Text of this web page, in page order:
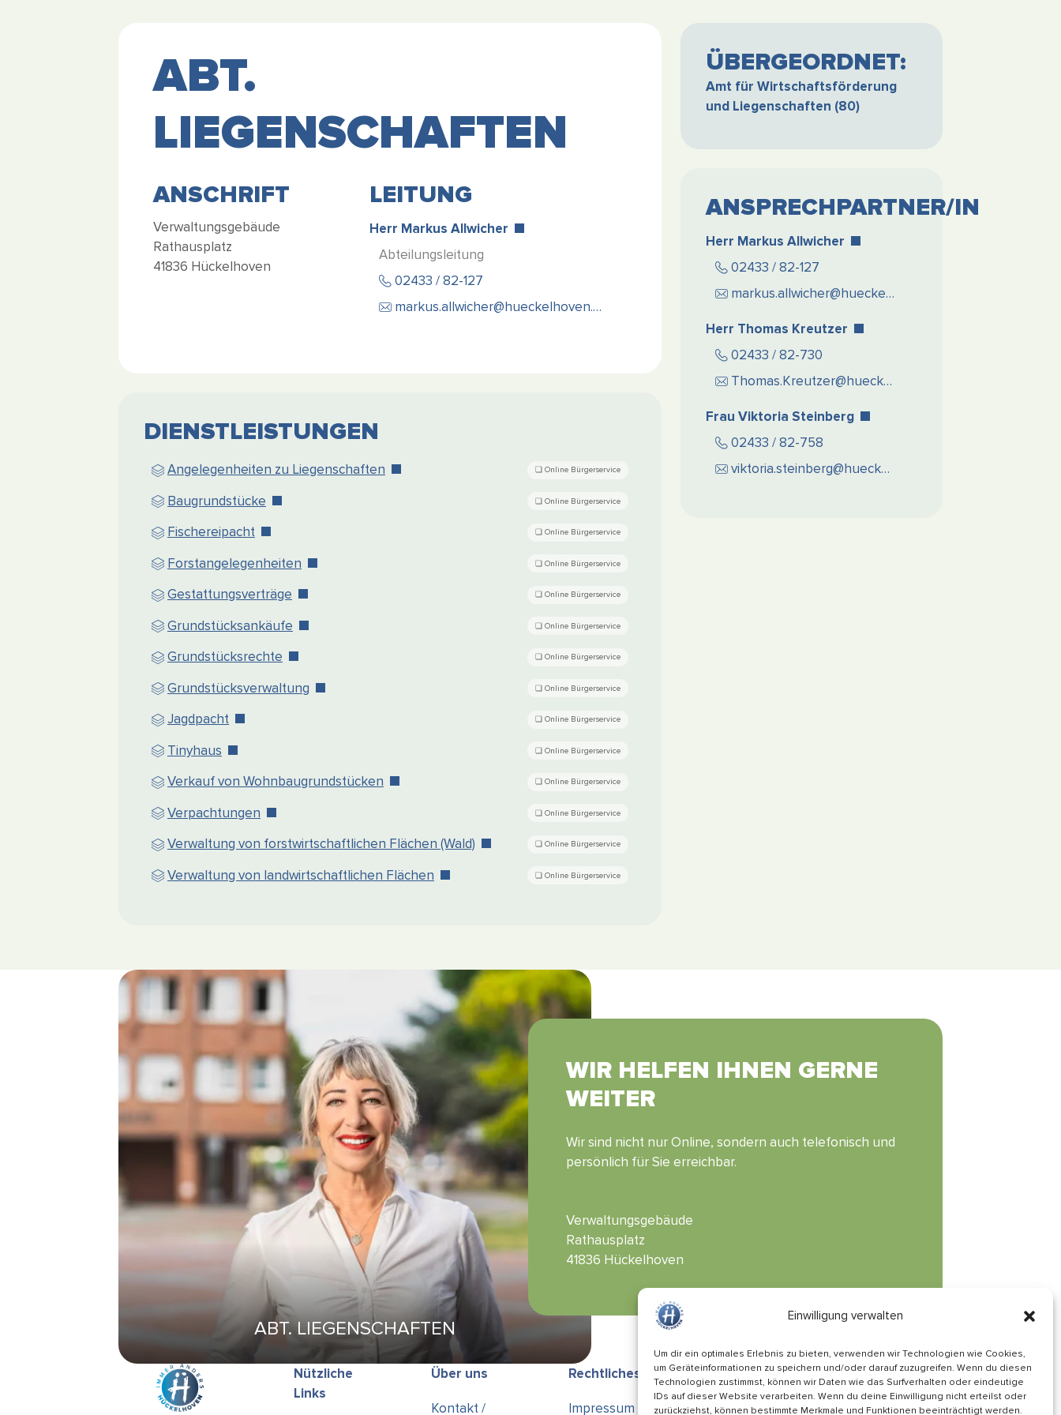
Einwilligung verwalten
Um dir ein optimales Erlebnis zu bieten, verwenden wir Technologien wie Cookies,
um Geräteinformationen zu speichern und/oder darauf zuzugreifen. Wenn du diesen
Technologien zustimmst, können wir Daten wie das Surfverhalten oder eindeutige
IDs auf dieser Website verarbeiten. Wenn du deine Einwilligung nicht erteilst oder
zurückziehst, können bestimmte Merkmale und Funktionen beeinträchtigt werden.
ABT.
LIEGENSCHAFTEN
ANSCHRIFT
Verwaltungsgebäude
Rathausplatz
41836 Hückelhoven
LEITUNG
Herr Markus Allwicher
Abteilungsleitung
02433 / 82-127
markus.allwicher@hueckelhoven.de
DIENSTLEISTUNGEN
Angelegenheiten zu Liegenschaften
Baugrundstücke
Fischereipacht
Forstangelegenheiten
Gestattungsverträge
Grundstücksankäufe
Grundstücksrechte
Grundstücksverwaltung
Jagdpacht
Tinyhaus
Verkauf von Wohnbaugrundstücken
Verpachtungen
Verwaltung von forstwirtschaftlichen Flächen (Wald)
Verwaltung von landwirtschaftlichen Flächen
ÜBERGEORDNET:
Amt für Wirtschaftsförderung
und Liegenschaften (80)
ANSPRECHPARTNER/IN
Herr Markus Allwicher
02433 / 82-127
markus.allwicher@hueckelhoven.de
Herr Thomas Kreutzer
02433 / 82-730
Thomas.Kreutzer@hueckelhoven.de
Frau Viktoria Steinberg
02433 / 82-758
viktoria.steinberg@hueckelhoven.de
ABT. LIEGENSCHAFTEN
WIR HELFEN IHNEN GERNE
WEITER
Wir sind nicht nur Online, sondern auch telefonisch und
persönlich für Sie erreichbar.
Verwaltungsgebäude
Rathausplatz
41836 Hückelhoven
Nützliche
Links
Über uns
Kontakt /
Rechtliches
Impressum
Informiert bleiben
Folge uns auf